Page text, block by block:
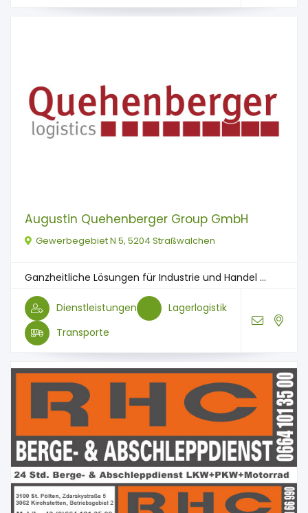
Augustin Quehenberger Group GmbH
Gewerbegebiet N 5, 5204 Straßwalchen
Ganzheitliche Lösungen für Industrie und Handel ...
Dienstleistungen
Lagerlogistik
Transporte